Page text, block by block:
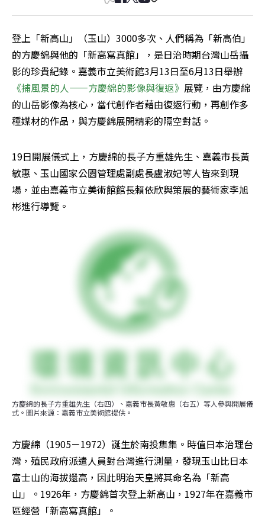
登上「新高山」（玉山）3000多次、人們稱為「新高伯」
的方慶綿與他的「新高寫真館」，是日治時期台灣山岳攝
影的珍貴紀錄。嘉義市立美術館3月13日至6月13日舉辦
《捕風景的人——方慶綿的影像與復返》 展覽，由方慶綿
的山岳影像為核心，當代創作者藉由復返行動，再創作多
種媒材的作品，與方慶綿展開精彩的隔空對話。
19日開展儀式上，方慶綿的長子方重雄先生、嘉義市長黃
敏惠、玉山國家公園管理處副處長盧淑妃等人皆來到現
場，並由嘉義市立美術館館長賴依欣與策展的藝術家李旭
彬進行導覽。
方慶綿的長子方重雄先生（右四）、嘉義市長黃敏惠（右五）等人參與開展儀
式。圖片來源：嘉義市立美術館提供。
方慶綿（1905－1972）誕生於南投集集。時值日本治理台
灣，殖民政府派遣人員對台灣進行測量，發現玉山比日本
富士山的海拔還高，因此明治天皇將其命名為「新高
山」。1926年，方慶綿首次登上新高山，1927年在嘉義市
區經營「新高寫真館」。